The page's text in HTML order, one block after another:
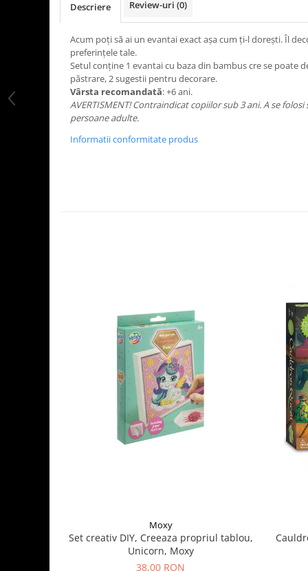
LEGO Creator Expert
LEGO Architecture
LEGO Speed Champions
Descriere Review-uri (0)
Acum poți să ai un evantai exact așa cum ți-l dorești. Îl
preferințele tale.
Setul conține 1 evantai cu baza din bambus cre se poate
păstrare, 2 sugestii pentru decorare.
Vârsta recomandată: +6 ani.
AVERTISMENT! Contraindicat copiilor sub 3 ani. A se
persoane adulte.
Informatii conformitate produs
Moxy
Set creativ DIY, Creeaza propriul tablou,
Unicorn, Moxy
38,00 RON